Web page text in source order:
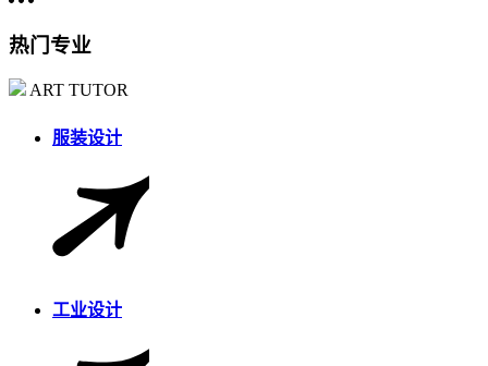
热门专业
ART TUTOR
服装设计
工业设计